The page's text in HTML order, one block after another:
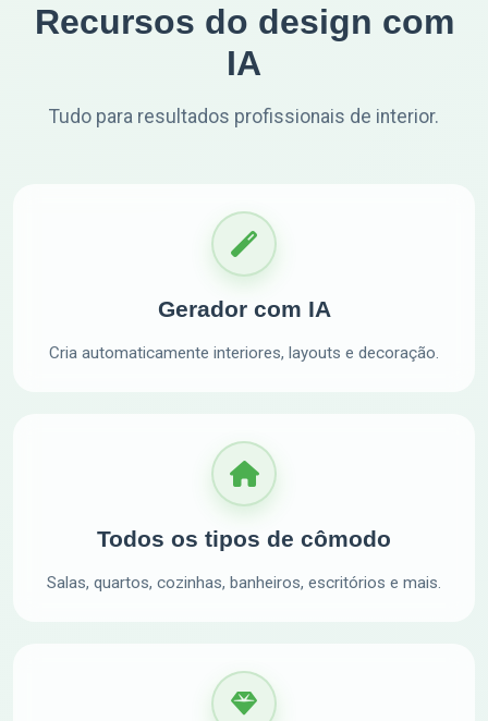
Recursos do design com
IA
Tudo para resultados profissionais de interior.
Gerador com IA
Cria automaticamente interiores, layouts e decoração.
Todos os tipos de cômodo
Salas, quartos, cozinhas, banheiros, escritórios e mais.